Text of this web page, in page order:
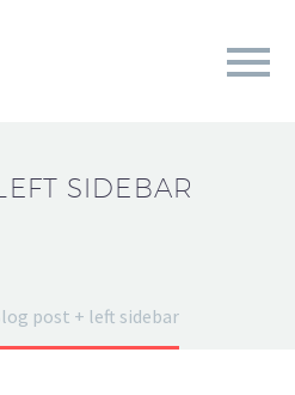
SIDEBAR
post + left sidebar